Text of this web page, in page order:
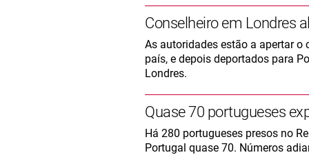
Conselheiro em Londres
As autoridades estão a apertar o
país, e depois deportados para
Londres.
Quase 70 portugueses
Há 280 portugueses presos no
Portugal quase 70. Números